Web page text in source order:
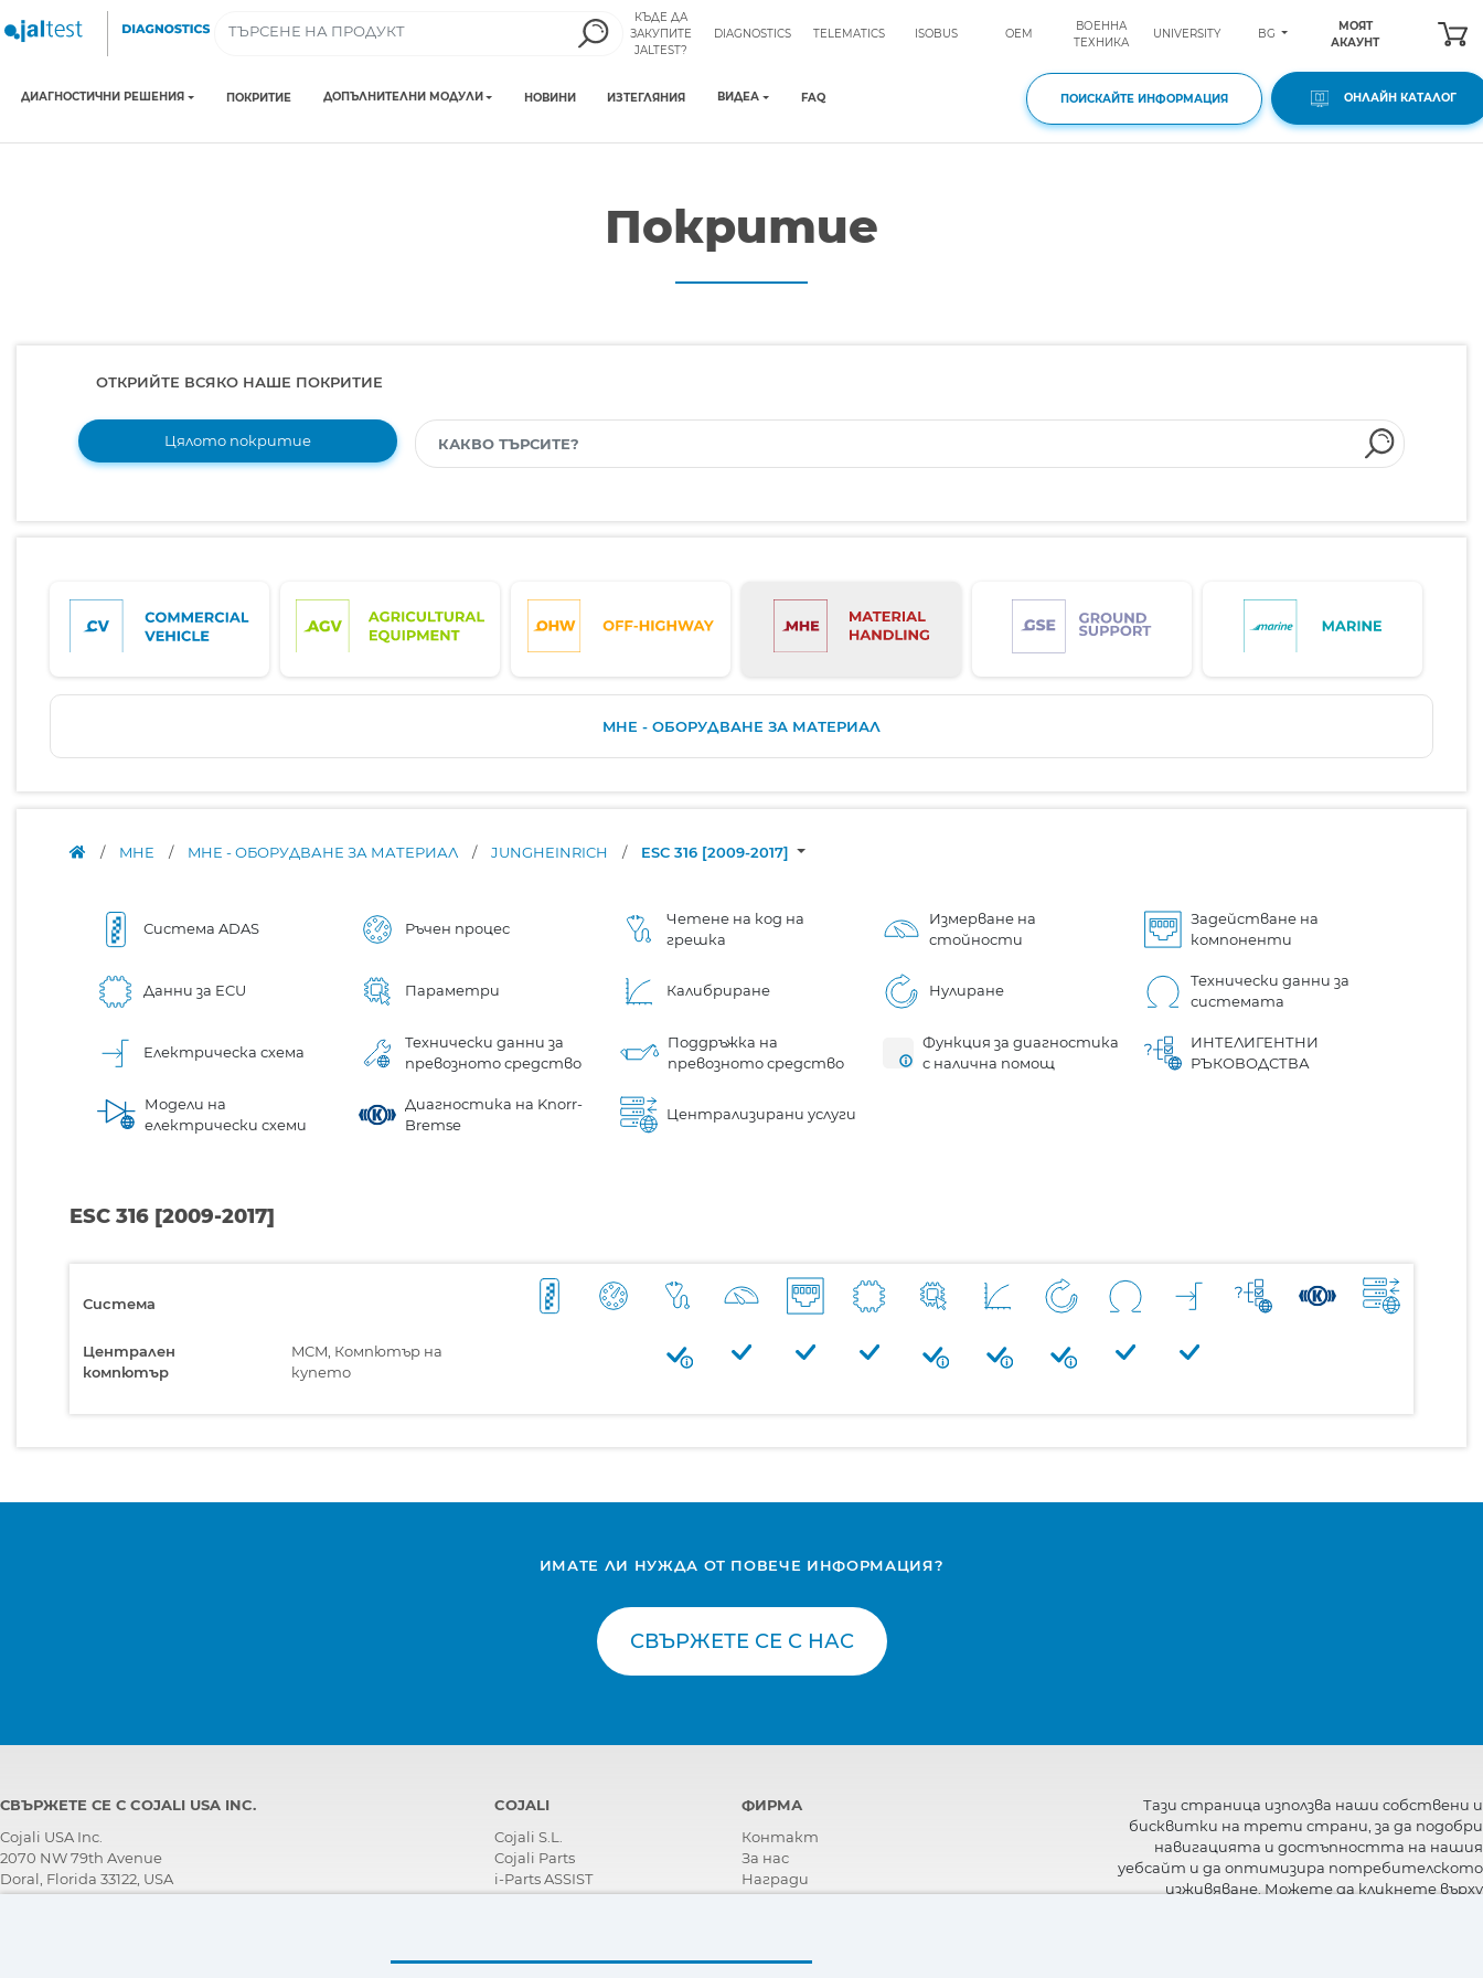
КЪДЕ ДА
ЗАКУПИТЕ
JALTEST?
DIAGNOSTICS TELEMATICS ISOBUS OEM
ВОЕННА
ТЕХНИКА
UNIVERSITY BG
МОЯТ
АКАУНТ
ДИАГНОСТИЧНИ РЕШЕНИЯ ПОКРИТИЕ ДОПЪЛНИТЕЛНИ МОДУЛИ НОВИНИ ИЗТЕГЛЯНИЯ ВИДЕА FAQ ПОИСКАЙТЕ ИНФОРМАЦИЯ ОНЛАЙН КАТАЛОГ
Покритие
ОТКРИЙТЕ ВСЯКО НАШЕ ПОКРИТИЕ
Цялото покритие
MHE - ОБОРУДВАНЕ ЗА МАТЕРИАЛ
/ MHE / MHE - ОБОРУДВАНЕ ЗА МАТЕРИАЛ / JUNGHEINRICH / ESC 316 [2009-2017]
Система ADAS Ръчен процес
Четене на код на
грешка
Измерване на
стойности
Задействане на
компоненти
Данни за ECU Параметри Калибриране Нулиране
Технически данни за
системата
Електрическа схема
Технически данни за
превозното средство
Поддръжка на
превозното средство
Функция за диагностика
с налична помощ
ИНТЕЛИГЕНТНИ
РЪКОВОДСТВА
Модели на
електрически схеми
Диагностика на Knorr-
Bremse
Централизирани услуги
ESC 316 [2009-2017]
Система
Централен
компютър
MCM, Компютър на
купето
ИМАТЕ ЛИ НУЖДА ОТ ПОВЕЧЕ ИНФОРМАЦИЯ?
СВЪРЖЕТЕ СЕ С НАС
СВЪРЖЕТЕ СЕ С COJALI USA INC.
Cojali USA Inc.
2070 NW 79th Avenue
Doral, Florida 33122, USA
COJALI
Cojali S.L.
Cojali Parts
i-Parts ASSIST
ФИРМА
Контакт
За нас
Награди
Сертификати
Станете дистрибутор
Тази страница използва наши собствени и
бисквитки на трети страни, за да подобри
навигацията и достъпността на нашия
уебсайт и да оптимизира потребителското
изживяване. Можете да кликнете върху